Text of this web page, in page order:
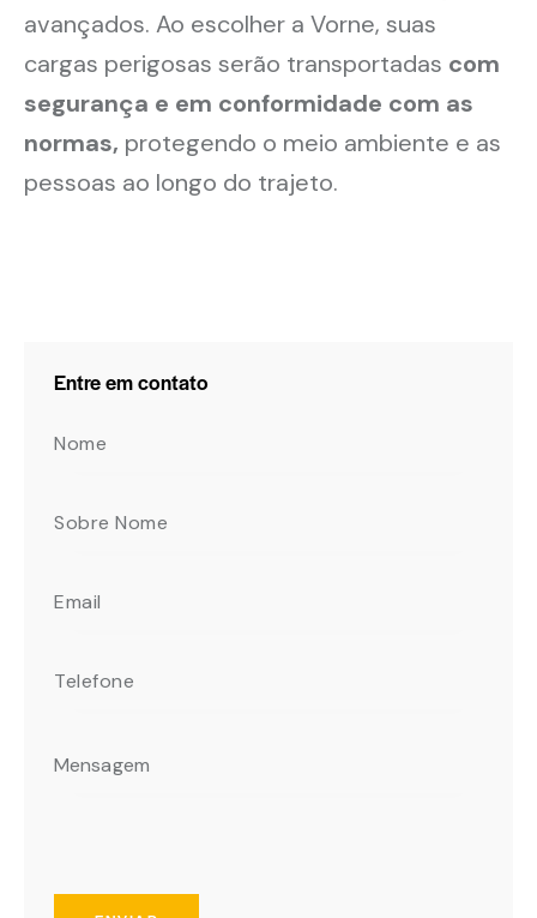
avançados. Ao escolher a Vorne, suas
cargas perigosas serão transportadas com
segurança e em conformidade com as
normas, protegendo o meio ambiente e as
pessoas ao longo do trajeto.
Entre em contato